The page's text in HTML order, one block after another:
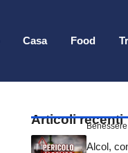
Casa Food
Articoli recenti
Benessere
Alcol,